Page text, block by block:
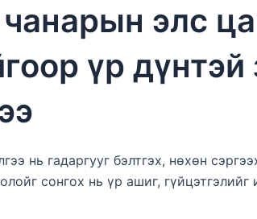
элс
үр дүнтэй
нь гадаргууг бэлтгэх, нөхөн
сонгох нь үр ашиг,